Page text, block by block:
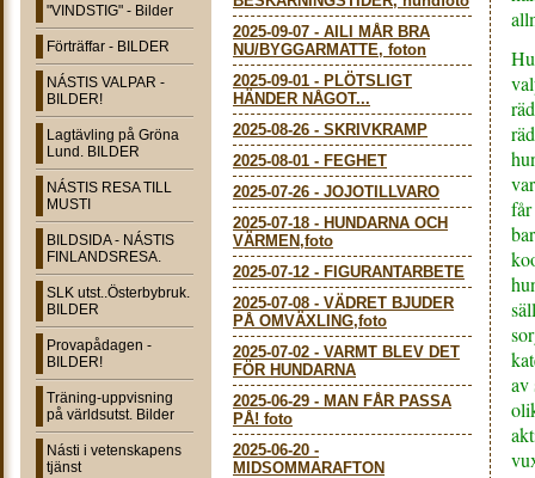
"VINDSTIG" - Bilder
Förträffar - BILDER
NÁSTIS VALPAR -
BILDER!
Lagtävling på Gröna
Lund. BILDER
NÁSTIS RESA TILL
MUSTI
BILDSIDA - NÁSTIS
FINLANDSRESA.
SLK utst..Österbybruk.
BILDER
Provapådagen -
BILDER!
Träning-uppvisning
på världsutst. Bilder
Násti i vetenskapens
tjänst
2025-09-07 - AILI MÅR BRA
NU/BYGGARMATTE, foton
2025-09-01 - PLÖTSLIGT
HÄNDER NÅGOT...
2025-08-26 - SKRIVKRAMP
2025-08-01 - FEGHET
2025-07-26 - JOJOTILLVARO
2025-07-18 - HUNDARNA OCH
VÄRMEN,foto
2025-07-12 - FIGURANTARBETE
2025-07-08 - VÄDRET BJUDER
PÅ OMVÄXLING,foto
2025-07-02 - VARMT BLEV DET
FÖR HUNDARNA
2025-06-29 - MAN FÅR PASSA
PÅ! foto
2025-06-20 -
MIDSOMMARAFTON
av